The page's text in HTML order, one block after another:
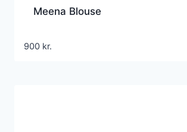
Meena Blouse
900 kr.